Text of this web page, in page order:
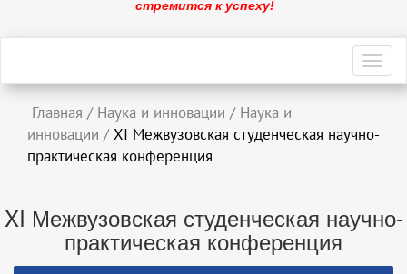
стремится к успеху!
Главная / Наука и инновации / Наука и
инновации / XI Межвузовская студенческая научно-
практическая конференция
XI Межвузовская студенческая научно-
практическая конференция